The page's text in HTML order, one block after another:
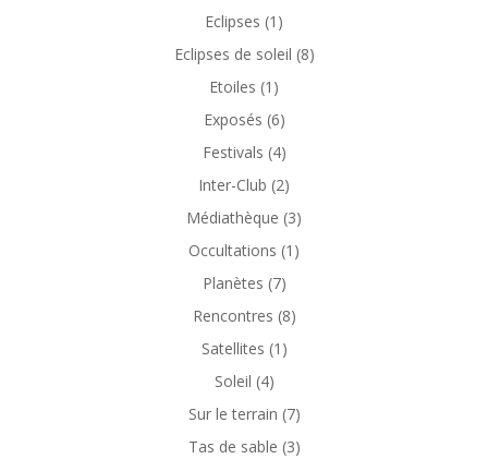
Eclipses (1)
Eclipses de soleil (8)
Etoiles (1)
Exposés (6)
Festivals (4)
Inter-Club (2)
Médiathèque (3)
Occultations (1)
Planètes (7)
Rencontres (8)
Satellites (1)
Soleil (4)
Sur le terrain (7)
Tas de sable (3)